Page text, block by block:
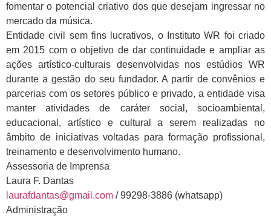
fomentar o potencial criativo dos que desejam ingressar no
mercado da música.
Entidade civil sem fins lucrativos, o Instituto WR foi criado
em 2015 com o objetivo de dar continuidade e ampliar as
ações artístico-culturais desenvolvidas nos estúdios WR
durante a gestão do seu fundador. A partir de convênios e
parcerias com os setores público e privado, a entidade visa
manter atividades de caráter social, socioambiental,
educacional, artístico e cultural a serem realizadas no
âmbito de iniciativas voltadas para formação profissional,
treinamento e desenvolvimento humano.
Assessoria de Imprensa
Laura F. Dantas
laurafdantas@gmail.com / 99298-3886 (whatsapp)
Administração